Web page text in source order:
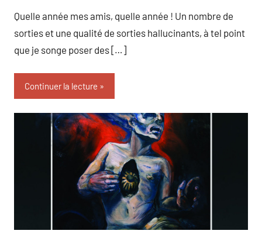
Quelle année mes amis, quelle année ! Un nombre de
sorties et une qualité de sorties hallucinants, à tel point
que je songe poser des […]
Continuer la lecture